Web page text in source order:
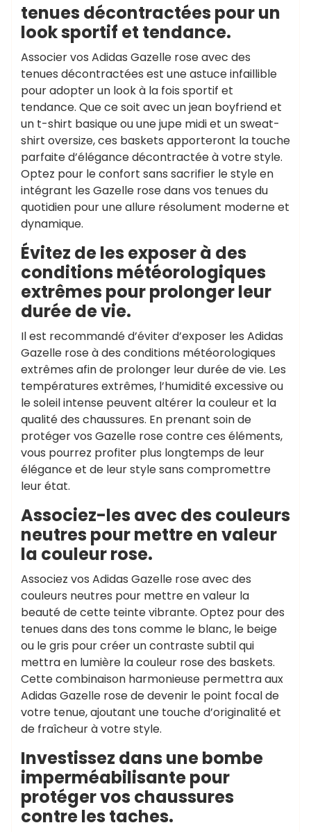
tenues décontractées pour un
look sportif et tendance.
Associer vos Adidas Gazelle rose avec des
tenues décontractées est une astuce infaillible
pour adopter un look à la fois sportif et
tendance. Que ce soit avec un jean boyfriend et
un t-shirt basique ou une jupe midi et un sweat-
shirt oversize, ces baskets apporteront la touche
parfaite d’élégance décontractée à votre style.
Optez pour le confort sans sacrifier le style en
intégrant les Gazelle rose dans vos tenues du
quotidien pour une allure résolument moderne et
dynamique.
Évitez de les exposer à des
conditions météorologiques
extrêmes pour prolonger leur
durée de vie.
Il est recommandé d’éviter d’exposer les Adidas
Gazelle rose à des conditions météorologiques
extrêmes afin de prolonger leur durée de vie. Les
températures extrêmes, l’humidité excessive ou
le soleil intense peuvent altérer la couleur et la
qualité des chaussures. En prenant soin de
protéger vos Gazelle rose contre ces éléments,
vous pourrez profiter plus longtemps de leur
élégance et de leur style sans compromettre
leur état.
Associez-les avec des couleurs
neutres pour mettre en valeur
la couleur rose.
Associez vos Adidas Gazelle rose avec des
couleurs neutres pour mettre en valeur la
beauté de cette teinte vibrante. Optez pour des
tenues dans des tons comme le blanc, le beige
ou le gris pour créer un contraste subtil qui
mettra en lumière la couleur rose des baskets.
Cette combinaison harmonieuse permettra aux
Adidas Gazelle rose de devenir le point focal de
votre tenue, ajoutant une touche d’originalité et
de fraîcheur à votre style.
Investissez dans une bombe
imperméabilisante pour
protéger vos chaussures
contre les taches.